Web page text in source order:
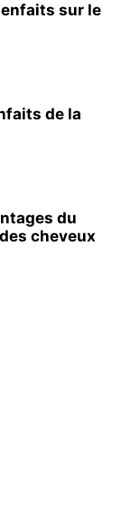
sur le
de la
du
cheveux